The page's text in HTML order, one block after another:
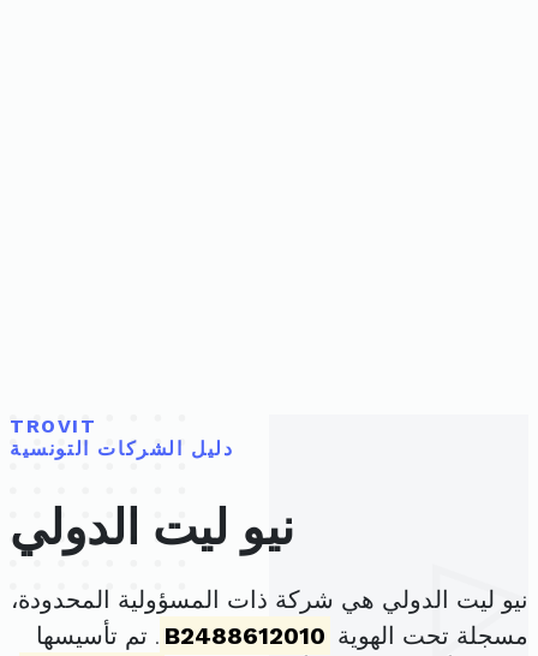
TROVIT
دليل الشركات التونسية
نيو ليت الدولي
نيو ليت الدولي هي شركة ذات المسؤولية المحدودة،
مسجلة تحت الهوية B2488612010 . تم تأسيسها